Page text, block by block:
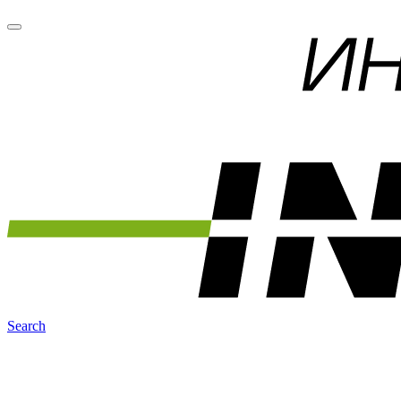
Search